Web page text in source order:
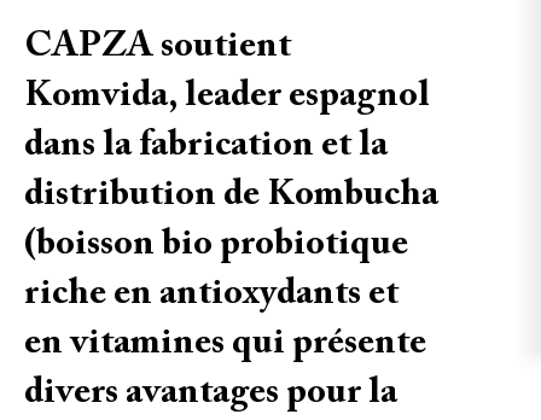
CAPZA soutient
Komvida, leader espagnol
dans la fabrication et la
distribution de Kombucha
(boisson bio probiotique
riche en antioxydants et
en vitamines qui présente
divers avantages pour la